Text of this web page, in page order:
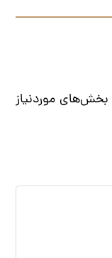
بخش‌های موردنیاز